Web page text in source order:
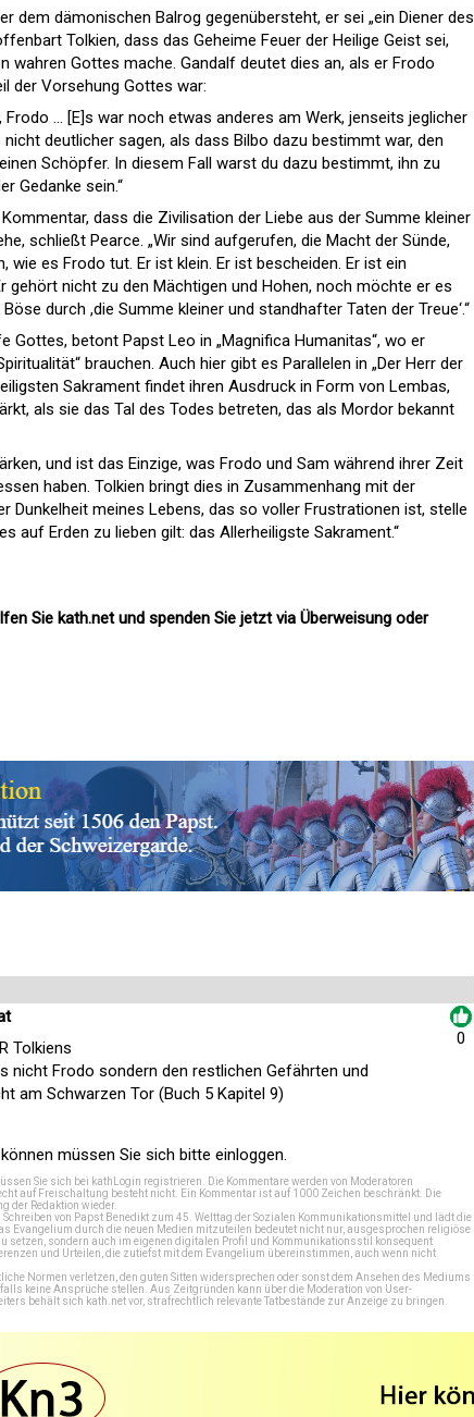
dem dämonischen Balrog gegenübersteht, er sei „ein Diener des
Tolkien, dass das Geheime Feuer der Heilige Geist sei,
wahren Gottes mache. Gandalf deutet dies an, als er Frodo
der Vorsehung Gottes war:
Frodo … [E]s war noch etwas anderes am Werk, jenseits jeglicher
deutlicher sagen, als dass Bilbo dazu bestimmt war, den
Schöpfer. In diesem Fall warst du dazu bestimmt, ihn zu
Gedanke sein.“
dass die Zivilisation der Liebe aus der Summe kleiner
schließt Pearce. „Wir sind aufgerufen, die Macht der Sünde,
wie es Frodo tut. Er ist klein. Er ist bescheiden. Er ist ein
gehört nicht zu den Mächtigen und Hohen, noch möchte er es
durch ,die Summe kleiner und standhafter Taten der Treue‘.“
Gottes, betont Papst Leo in „Magnifica Humanitas“, wo er
brauchen. Auch hier gibt es Parallelen in „Der Herr der
Sakrament findet ihren Ausdruck in Form von Lembas,
als sie das Tal des Todes betreten, das als Mordor bekannt
und ist das Einzige, was Frodo und Sam während ihrer Zeit
haben. Tolkien bringt dies in Zusammenhang mit der
Dunkelheit meines Lebens, das so voller Frustrationen ist, stelle
auf Erden zu lieben gilt: das Allerheiligste Sakrament.“
Sie kath.net und spenden Sie jetzt via Überweisung oder
Tolkiens
nicht Frodo sondern den restlichen Gefährten und
am Schwarzen Tor (Buch 5 Kapitel 9)
0
müssen Sie sich bitte einloggen.
Sie sich bei kathLogin registrieren . Die Kommentare werden von Moderatoren
auf Freischaltung besteht nicht. Ein Kommentar ist auf 1000 Zeichen beschränkt. Die
der Redaktion wieder.
von Papst Benedikt zum 45. Welttag der Sozialen Kommunikationsmittel und lädt die
Evangelium durch die neuen Medien mitzuteilen bedeutet nicht nur, ausgesprochen religiöse
setzen, sondern auch im eigenen digitalen Profil und Kommunikationsstil konsequent
und Urteilen, die zutiefst mit dem Evangelium übereinstimmen, auch wenn nicht
Normen verletzen, den guten Sitten widersprechen oder sonst dem Ansehen des Mediums
keine Ansprüche stellen. Aus Zeitgründen kann über die Moderation von User-
behält sich kath.net vor, strafrechtlich relevante Tatbestände zur Anzeige zu bringen.